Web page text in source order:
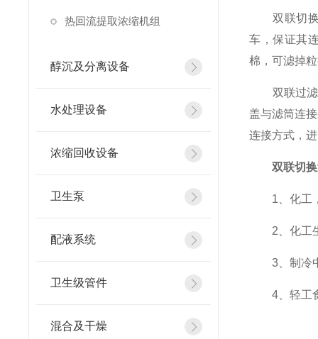
双联切换
车，保证其
棉，可滤掉
双联过滤器
盖与滤筒连
连接方式，
双联切
1、化工，
2、化工生
3、制冷中
4、轻工食
热回流提取浓缩机组
醇沉及分离设备
水处理设备
浓缩回收设备
卫生泵
配液系统
卫生级管件
混合及干燥